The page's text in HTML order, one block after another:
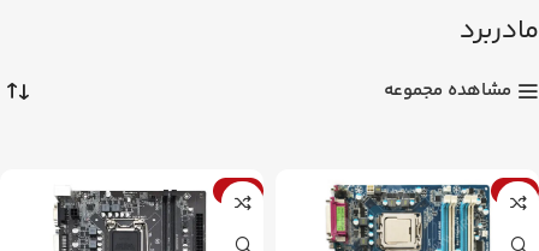
مادربرد
مشاهده مجموعه
-6%
-18%